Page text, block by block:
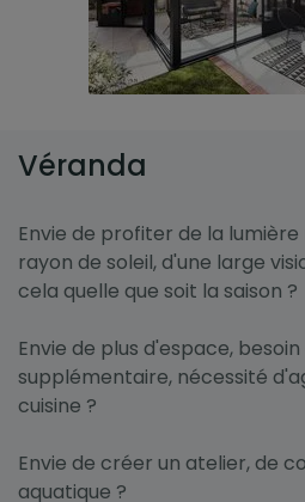
Véranda
Envie de profiter de la
rayon de soleil, d'une large
cela quelle que soit la saison ?
Envie de plus d'espace,
supplémentaire, nécessité
cuisine ?
Envie de créer un atelier, de
aquatique ?